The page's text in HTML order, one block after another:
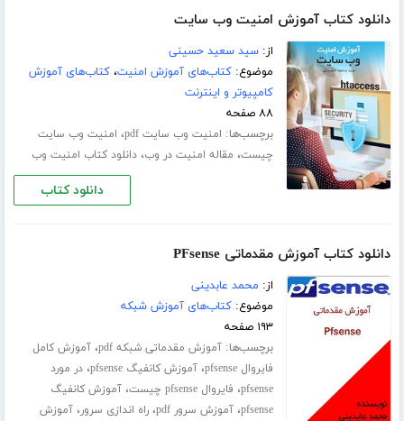
دانلود کتاب آموزش امنیت وب سایت
از:سید سعید حسینی
موضوع:کتاب‌های آموزش امنیت،کتاب‌های آموزش
کامپیوتر و اینترنت
۸۸ صفحه
برچسب‌ها: امنیت وب سایت pdf ، امنیت وب سایت
چیست، مقاله امنیت در وب،دانلود کتاب امنیت وب
دانلود کتاب
دانلود کتاب آموزش مقدماتی PFsense
از: محمد عابدینی
موضوع:کتاب‌های آموزش شبکه
۱۹۳ صفحه
برچسب‌ها:آموزش مقدماتی شبکه pdf ،آموزش کامل
فایروال pfsense
،آموزش کانفیگ pfsense ،در مورد
pfsense، فایروال pfsense چیست ،آموزش کانفیگ
pfsense،آموزش سرور pdf ،راه اندازی سرور،آموزش